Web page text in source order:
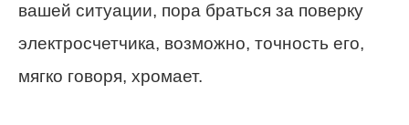
вашей ситуации, пора браться за поверку
электросчетчика, возможно, точность его,
мягко говоря, хромает.